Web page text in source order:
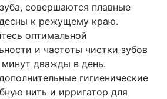
совершаются плавные
к режущему краю.
оптимальной
и частоты чистки зубов
дважды в день.
гигиенические
нить и ирригатор для